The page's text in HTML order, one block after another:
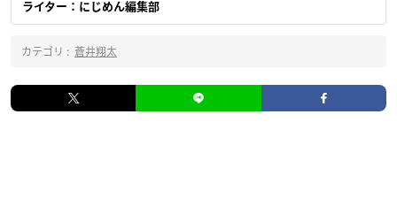
ライター：にじめん編集部
カテゴリ : 蒼井翔太